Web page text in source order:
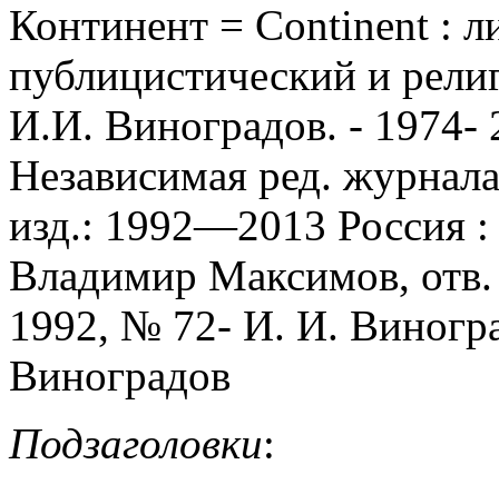
Континент = Continent :
публицистический и
И.И. Виноградов. -
Независимая ред.
изд.: 1992—2013 Россия
Владимир Максимов,
1992, № 72- И. И.
Виноградов
Подзаголовки: